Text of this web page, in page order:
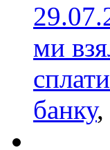
ми
банку,